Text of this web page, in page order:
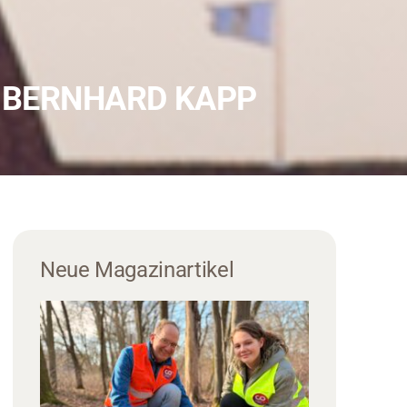
KAPP
Neue Magazinartikel